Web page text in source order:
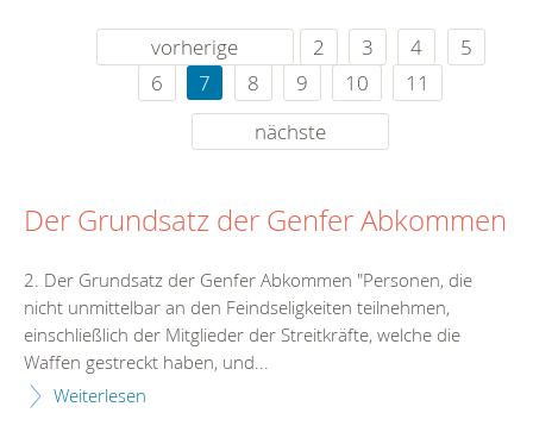
vorherige 2 3 4
5
6
7 8 9 10
11
nächste
Der Grundsatz der Genfer Abkommen
2. Der Grundsatz der Genfer Abkommen "Personen, die
nicht unmittelbar an den Feindseligkeiten teilnehmen,
einschließlich der Mitglieder der Streitkräfte, welche die
Waffen gestreckt haben, und...
Weiterlesen